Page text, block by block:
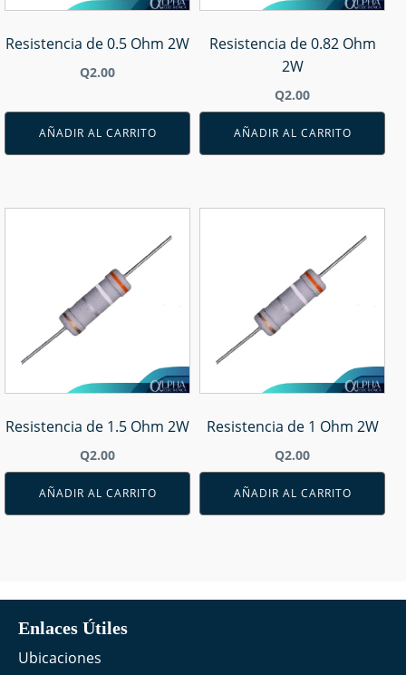
Resistencia de 0.5 Ohm 2W
Q2.00
AÑADIR AL CARRITO
Resistencia de 0.82 Ohm
2W
Q2.00
AÑADIR AL CARRITO
Resistencia de 1.5 Ohm 2W
Q2.00
AÑADIR AL CARRITO
Resistencia de 1 Ohm 2W
Q2.00
AÑADIR AL CARRITO
Enlaces Útiles
Ubicaciones